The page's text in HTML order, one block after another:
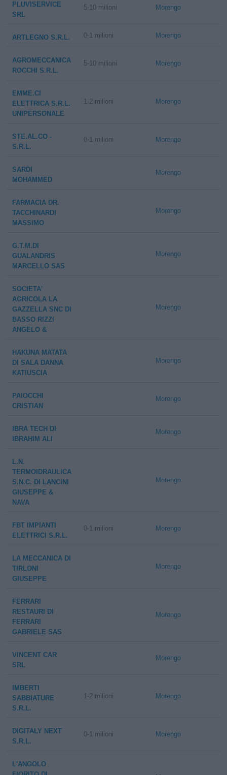
PLUVISERVICE
SRL
5-10 milioni Morengo
ARTLEGNO S.R.L. 0-1 milioni Morengo
AGROMECCANICA
ROCCHI S.R.L.
5-10 milioni Morengo
EMME.CI
ELETTRICA S.R.L.
UNIPERSONALE
1-2 milioni Morengo
STE.AL.CO -
S.R.L.
0-1 milioni Morengo
SARDI
MOHAMMED
Morengo
FARMACIA DR.
TACCHINARDI
MASSIMO
Morengo
G.T.M.DI
GUALANDRIS
MARCELLO SAS
Morengo
SOCIETA'
AGRICOLA LA
GAZZELLA SNC DI
BASSO RIZZI
ANGELO &
Morengo
HAKUNA MATATA
DI SALA DANNA
KATIUSCIA
Morengo
PAIOCCHI
CRISTIAN
Morengo
IBRA TECH DI
IBRAHIM ALI
Morengo
L.N.
TERMOIDRAULICA
S.N.C. DI LANCINI
GIUSEPPE &
NAVA
Morengo
FBT IMPIANTI
ELETTRICI S.R.L.
0-1 milioni Morengo
LA MECCANICA DI
TIRLONI
GIUSEPPE
Morengo
FERRARI
RESTAURI DI
FERRARI
GABRIELE SAS
Morengo
VINCENT CAR
SRL
Morengo
IMBERTI
SABBIATURE
S.R.L.
1-2 milioni Morengo
DIGITALY NEXT
S.R.L.
0-1 milioni Morengo
L'ANGOLO